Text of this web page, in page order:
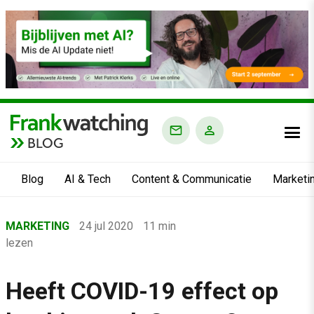
BLOG
Blog AI & Tech Content & Communicatie
›
Marketing
MARKETING 24 jul 2020
11 min
lezen
Heeft COVID-19 effect op